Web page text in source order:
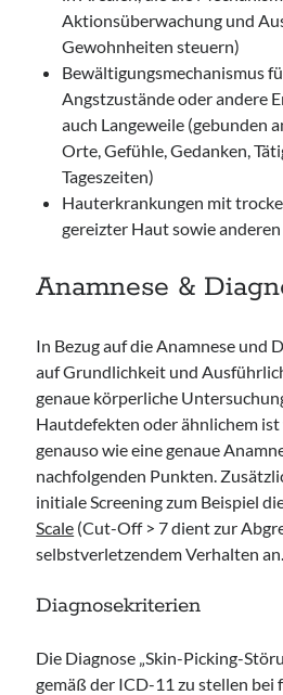
Aktionsüberwachung und
Gewohnheiten steuern)
Bewältigungsmechanismus
Angstzustände oder andere
auch Langeweile (gebunden
Orte, Gefühle, Gedanken,
Tageszeiten)
Hauterkrankungen mit
gereizter Haut sowie
Anamnese &
In Bezug auf die Anamnese und
auf Grundlichkeit und
genaue körperliche
Hautdefekten oder ähnlichem ist
genauso wie eine genaue
nachfolgenden Punkten.
initiale Screening zum Beispiel
Scale (Cut-Off > 7 dient zur
selbstverletzendem Verhalten an.
Diagnosekriterien
Die Diagnose „Skin-Picking-
gemäß der ICD-11 zu stellen bei